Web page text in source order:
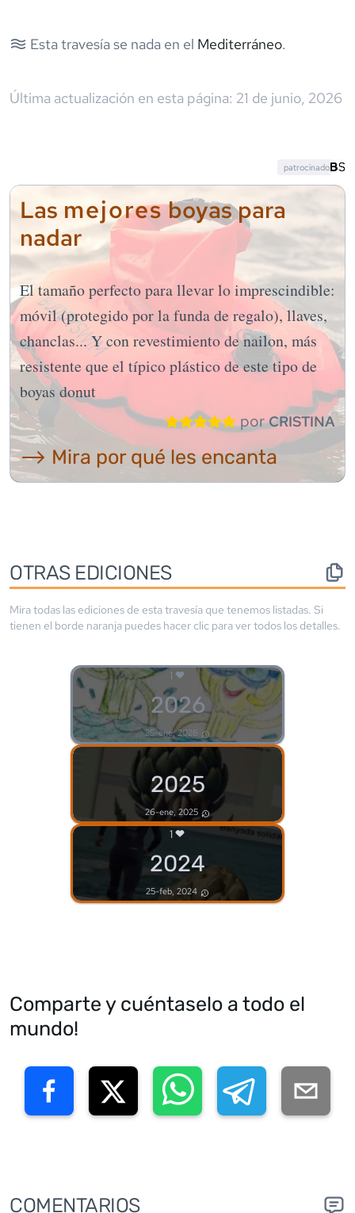
Esta travesía se nada en el Mediterráneo.
Última actualización en esta página: 21 de junio, 2026
Las mejoresboyas para
nadar
El tamaño perfecto para llevar lo imprescindible:
móvil (protegido por la funda de regalo), llaves,
chanclas... Y con revestimiento de nailon, más
resistente que el típico plástico de este tipo de
boyas donut
porCRISTINA
⟶ Mira por qué les encanta
patrocinado
OTRAS EDICIONES
Mira todas las ediciones de esta travesía que tenemos listadas. Si
tienen el borde naranja puedes hacer clic para ver todos los detalles.
1
2026
25-ene, 2026
2025
26-ene, 2025
1
2024
25-feb, 2024
Comparte y cuéntaselo a todo el
mundo!
COMENTARIOS